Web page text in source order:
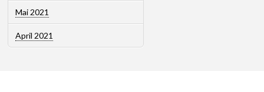
Mai 2021
April 2021